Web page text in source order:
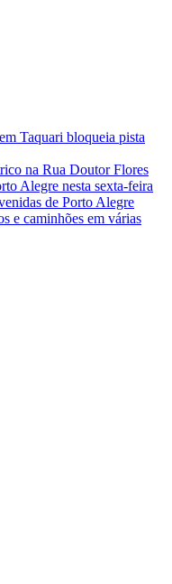
Taquari bloqueia pista
na Rua Doutor Flores
Alegre nesta sexta-feira
de Porto Alegre
e caminhões em várias